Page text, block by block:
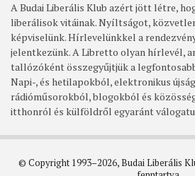
A Budai Liberális Klub azért jött létre,
liberálisok vitáinak. Nyíltságot,
képviselünk. Hírlevelünkkel a
jelentkezünk. A Libretto olyan hírlevél,
tallózóként összegyűjtjük a
Napi-, és hetilapokból, elektronikus
rádióműsorokból, blogokból és
itthonról és külföldről egyaránt
© Copyright 1993–2026, Budai Liberális